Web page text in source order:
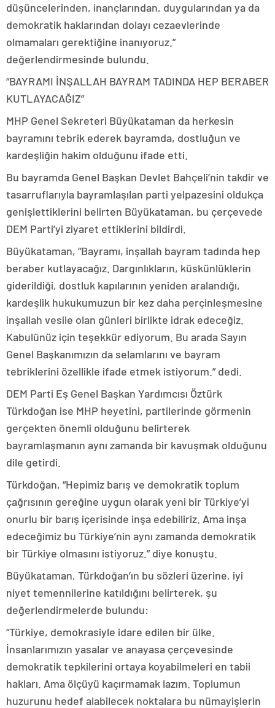
düşüncelerinden, inançlarından, duygularından ya da
demokratik haklarından dolayı cezaevlerinde
olmamaları gerektiğine inanıyoruz.”
değerlendirmesinde bulundu.
“BAYRAMI İNŞALLAH BAYRAM TADINDA HEP BERABER
KUTLAYACAĞIZ”
MHP Genel Sekreteri Büyükataman da herkesin
bayramını tebrik ederek bayramda, dostluğun ve
kardeşliğin hakim olduğunu ifade etti.
Bu bayramda Genel Başkan Devlet Bahçeli’nin takdir ve
tasarruflarıyla bayramlaşılan parti yelpazesini oldukça
genişlettiklerini belirten Büyükataman, bu çerçevede
DEM Parti’yi ziyaret ettiklerini bildirdi.
Büyükataman, “Bayramı, inşallah bayram tadında hep
beraber kutlayacağız. Dargınlıkların, küskünlüklerin
giderildiği, dostluk kapılarının yeniden aralandığı,
kardeşlik hukukumuzun bir kez daha perçinleşmesine
inşallah vesile olan günleri birlikte idrak edeceğiz.
Kabulünüz için teşekkür ediyorum. Bu arada Sayın
Genel Başkanımızın da selamlarını ve bayram
tebriklerini özellikle ifade etmek istiyorum.” dedi.
DEM Parti Eş Genel Başkan Yardımcısı Öztürk
Türkdoğan ise MHP heyetini, partilerinde görmenin
gerçekten önemli olduğunu belirterek
bayramlaşmanın aynı zamanda bir kavuşmak olduğunu
dile getirdi.
Türkdoğan, “Hepimiz barış ve demokratik toplum
çağrısının gereğine uygun olarak yeni bir Türkiye’yi
onurlu bir barış içerisinde inşa edebiliriz. Ama inşa
edeceğimiz bu Türkiye’nin aynı zamanda demokratik
bir Türkiye olmasını istiyoruz.” diye konuştu.
Büyükataman, Türkdoğan’ın bu sözleri üzerine, iyi
niyet temennilerine katıldığını belirterek, şu
değerlendirmelerde bulundu:
“Türkiye, demokrasiyle idare edilen bir ülke.
İnsanlarımızın yasalar ve anayasa çerçevesinde
demokratik tepkilerini ortaya koyabilmeleri en tabii
hakları. Ama ölçüyü kaçırmamak lazım. Toplumun
huzurunu hedef alabilecek noktalara bu nümayişlerin